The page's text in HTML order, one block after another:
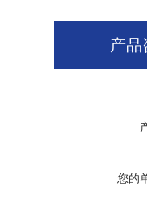
产品
您的